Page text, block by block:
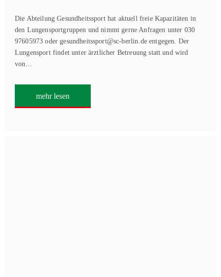
Die Abteilung Gesundheitssport hat aktuell freie Kapazitäten in
den Lungensportgruppen und nimmt gerne Anfragen unter 030
97605973 oder gesundheitssport@sc-berlin.de entgegen. Der
Lungensport findet unter ärztlicher Betreuung statt und wird
von…
mehr lesen